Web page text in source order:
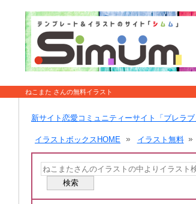
ねこまた さんの無料イラスト
新サイト恋愛コミュニティーサイト「ブレラブ
イラストボックスHOME イラスト無料